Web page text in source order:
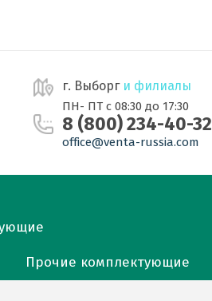
г. Выборг и филиалы
ПН- ПТ с 08:30 до 17:30
8 (800) 234-40-32
office@venta-russia.com
Прочие комплектующие